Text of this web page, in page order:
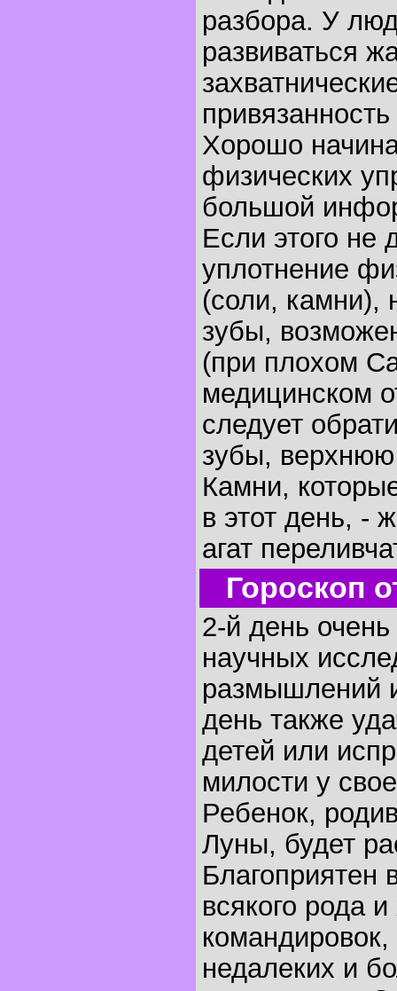
разбора. У
развиваться
Хорошо
физических
большой
Если этого не
уплотнение
(соли, камни),
зубы,
(при плохом
медицинском
следует
зубы, верхнюю
Камни,
в этот день, -
агат
Гороскоп
2-й день
научных
размышлений
день также
детей или
милости у
Ребенок,
Луны, будет
Благоприятен
всякого рода
недалеких и